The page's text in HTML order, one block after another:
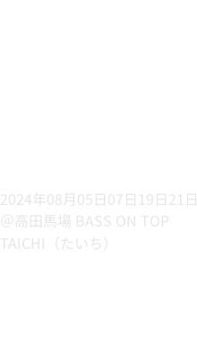
2024年08月05日07日19日21日
＠高田馬場 BASS ON TOP
TAICHI（たいち）